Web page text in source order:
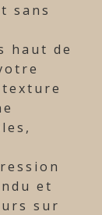
sans
haut de
et
sur